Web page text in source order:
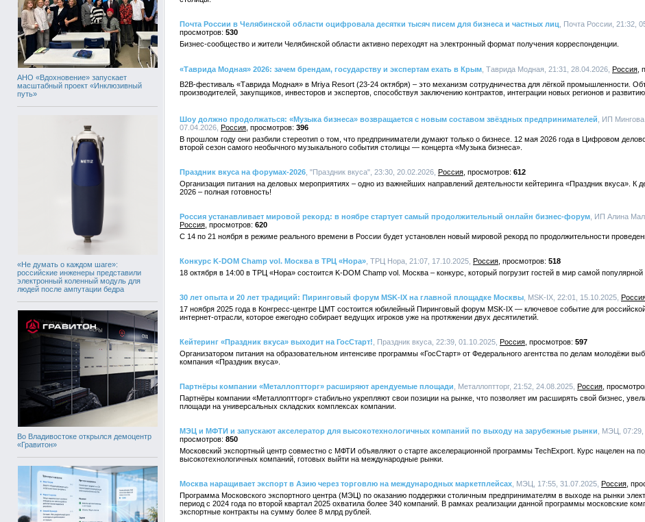
АНО «Вдохновение» запускает
масштабный проект «Инклюзивный
путь»
«Не думать о каждом шаге»:
российские инженеры представили
электронный коленный модуль для
людей после ампутации бедра
Во Владивостоке открылся демоцентр
«Гравитон»
Почта России в Челябинской области оцифровала десятки тысяч писем для бизнеса и частных лиц , Почта России, 21:32,
530
Бизнес-сообщество и жители Челябинской области активно переходят на электронный формат получения корреспонденции.
«Таврида Модная» 2026: зачем брендам, государству и экспертам ехать в Крым , Таврида Модная, 21:31, 28.04.2026, Россия
B2B-фестиваль «Таврида Модная» в Mriya Resort (23-24 октября) – это механизм сотрудничества для лёгкой промышленности.
производителей, закупщиков, инвесторов и экспертов, способствуя заключению контрактов, интеграции новых регионов и развитию
Шоу должно продолжаться: «Музыка бизнеса» возвращается с новым составом звёздных предпринимателей , ИП
07.04.2026, Россия
396
В прошлом году они разбили стереотип о том, что предприниматели думают только о бизнесе. 12 мая 2026 года в Цифровом
второй сезон самого необычного музыкального события столицы — концерта «Музыка бизнеса».
Праздник вкуса на форумах-2026 , "Праздник вкуса", 23:30, 20.02.2026, Россия
612
Организация питания на деловых мероприятиях – одно из важнейших направлений деятельности кейтеринга «Праздник вкуса». К
2026 – полная готовность!
Россия устанавливает мировой рекорд: в ноябре стартует самый продолжительный онлайн бизнес-форум , ИП Алина
Россия
620
С 14 по 21 ноября в режиме реального времени в России будет установлен новый мировой рекорд по продолжительности
Конкурс K-DOM Champ vol. Москва в ТРЦ «Нора» , ТРЦ Нора, 21:07, 17.10.2025, Россия
518
18 октября в 14:00 в ТРЦ «Нора» состоится K-DOM Champ vol. Москва – конкурс, который погрузит гостей в мир самой популярной
30 лет опыта и 20 лет традиций: Пиринговый форум MSK-IX на главной площадке Москвы , MSK-IX, 22:01, 15.10.2025,
17 ноября 2025 года в Конгресс-центре ЦМТ состоится юбилейный Пиринговый форум MSK-IX — ключевое событие для
интернет-отрасли, которое ежегодно собирает ведущих игроков уже на протяжении двух десятилетий.
Кейтеринг «Праздник вкуса» выходит на ГосСтарт! , Праздник вкуса, 22:39, 01.10.2025, Россия
597
Организатором питания на образовательном интенсиве программы «ГосСтарт» от Федерального агентства по делам молодёжи
компания «Праздник вкуса».
Партнёры компании «Металлоптторг» расширяют арендуемые площади , Металлоптторг, 21:52, 24.08.2025, Россия
Партнёры компании «Металлоптторг» стабильно укрепляют свои позиции на рынке, что позволяет им расширять свой бизнес,
площади на универсальных складских комплексах компании.
МЭЦ и МФТИ и запускают акселератор для высокотехнологичных компаний по выходу на зарубежные рынки , МЭЦ, 07:29,
850
Московский экспортный центр совместно с МФТИ объявляют о старте акселерационной программы TechExport. Курс нацелен на
высокотехнологичных компаний, готовых выйти на международные рынки.
Москва наращивает экспорт в Азию через торговлю на международных маркетплейсах , МЭЦ, 17:55, 31.07.2025, Россия
Программа Московского экспортного центра (МЭЦ) по оказанию поддержки столичным предпринимателям в выходе на рынки
период с 2024 года по второй квартал 2025 охватила более 340 компаний. В рамках реализации данной программы московские
экспортные контракты на сумму более 8 млрд рублей.